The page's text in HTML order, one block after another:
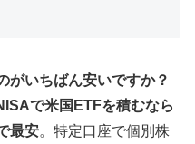
がいちばん安いですか？
で米国ETFを積むなら
最安。特定口座で個別株